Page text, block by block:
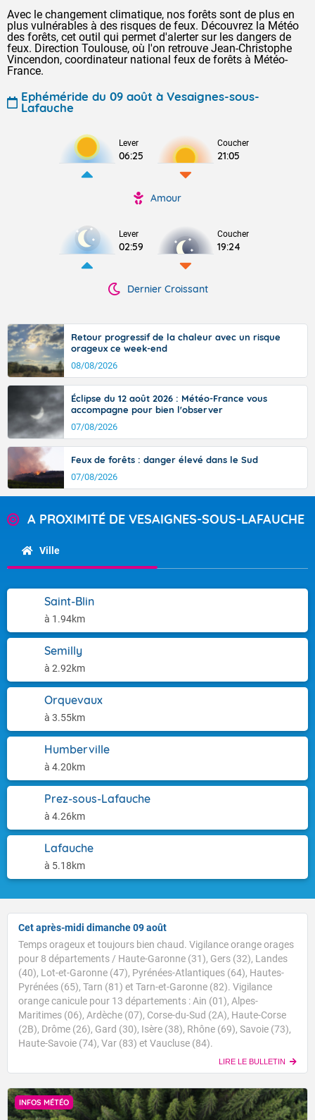
Avec le changement climatique, nos forêts sont de plus en
plus vulnérables à des risques de feux. Découvrez la Météo
des forêts, cet outil qui permet d'alerter sur les dangers de
feux. Direction Toulouse, où l'on retrouve Jean-Christophe
Vincendon, coordinateur national feux de forêts à Météo-
France.
Ephéméride du 09 août à Vesaignes-sous-
Lafauche
Lever
06:25
Coucher
21:05
Amour
Lever
02:59
Coucher
19:24
Dernier Croissant
Retour progressif de la chaleur avec un risque
orageux ce week-end
08/08/2026
Éclipse du 12 août 2026 : Météo-France vous
accompagne pour bien l'observer
07/08/2026
Feux de forêts : danger élevé dans le Sud
07/08/2026
A PROXIMITÉ DE VESAIGNES-SOUS-LAFAUCHE
Ville
Saint-Blin
à 1.94km
Semilly
à 2.92km
Orquevaux
à 3.55km
Humberville
à 4.20km
Prez-sous-Lafauche
à 4.26km
Lafauche
à 5.18km
Cet après-midi dimanche 09 août
Temps orageux et toujours bien chaud. Vigilance orange orages
pour 8 départements / Haute-Garonne (31), Gers (32), Landes
(40), Lot-et-Garonne (47), Pyrénées-Atlantiques (64), Hautes-
Pyrénées (65), Tarn (81) et Tarn-et-Garonne (82). Vigilance
orange canicule pour 13 départements : Ain (01), Alpes-
Maritimes (06), Ardèche (07), Corse-du-Sud (2A), Haute-Corse
(2B), Drôme (26), Gard (30), Isère (38), Rhône (69), Savoie (73),
Haute-Savoie (74), Var (83) et Vaucluse (84).
LIRE LE BULLETIN
INFOS MÉTÉO